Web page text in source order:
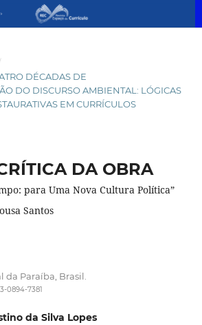
DÉCADAS DE
DO DISCURSO AMBIENTAL: LÓGICAS
EM CURRÍCULOS
DA OBRA
para Uma Nova Cultura Política”
Santos
da Paraíba, Brasil.
0894-7381
da Silva Lopes